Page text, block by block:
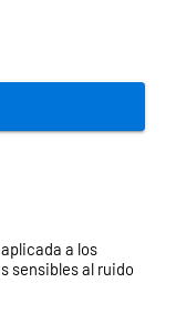
a los
sensibles al ruido